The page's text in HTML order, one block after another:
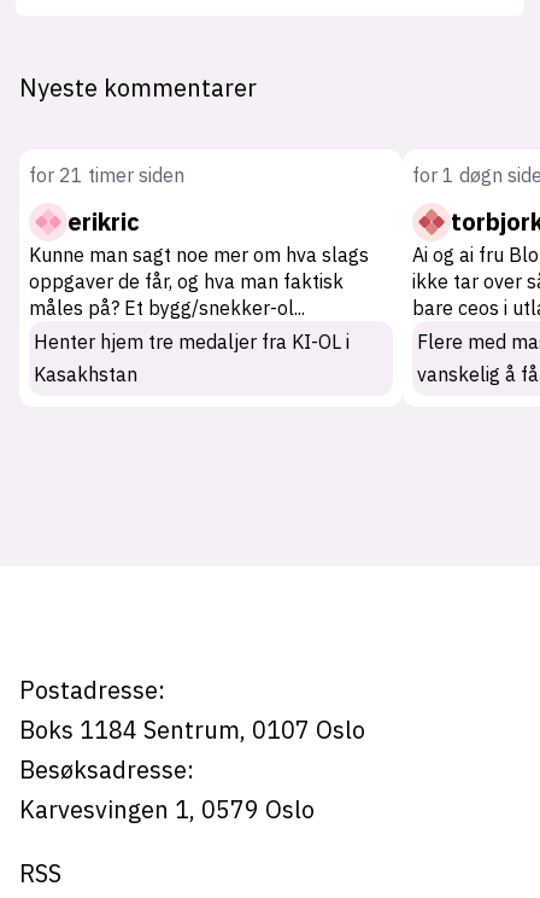
Nyeste kommentarer
for 21 timer siden
erikric
Kunne man sagt noe mer om hva slags
oppgaver de får, og hva man faktisk
måles på? Et bygg/snekker-ol...
Henter hjem tre medaljer fra KI-OL i
Kasakhstan
for 1 døgn
Ai og ai fru
ikke tar over
bare ceos i
Flere med
vanskelig å
Postadresse:
Boks 1184 Sentrum, 0107 Oslo
Besøksadresse:
Karvesvingen 1, 0579 Oslo
RSS